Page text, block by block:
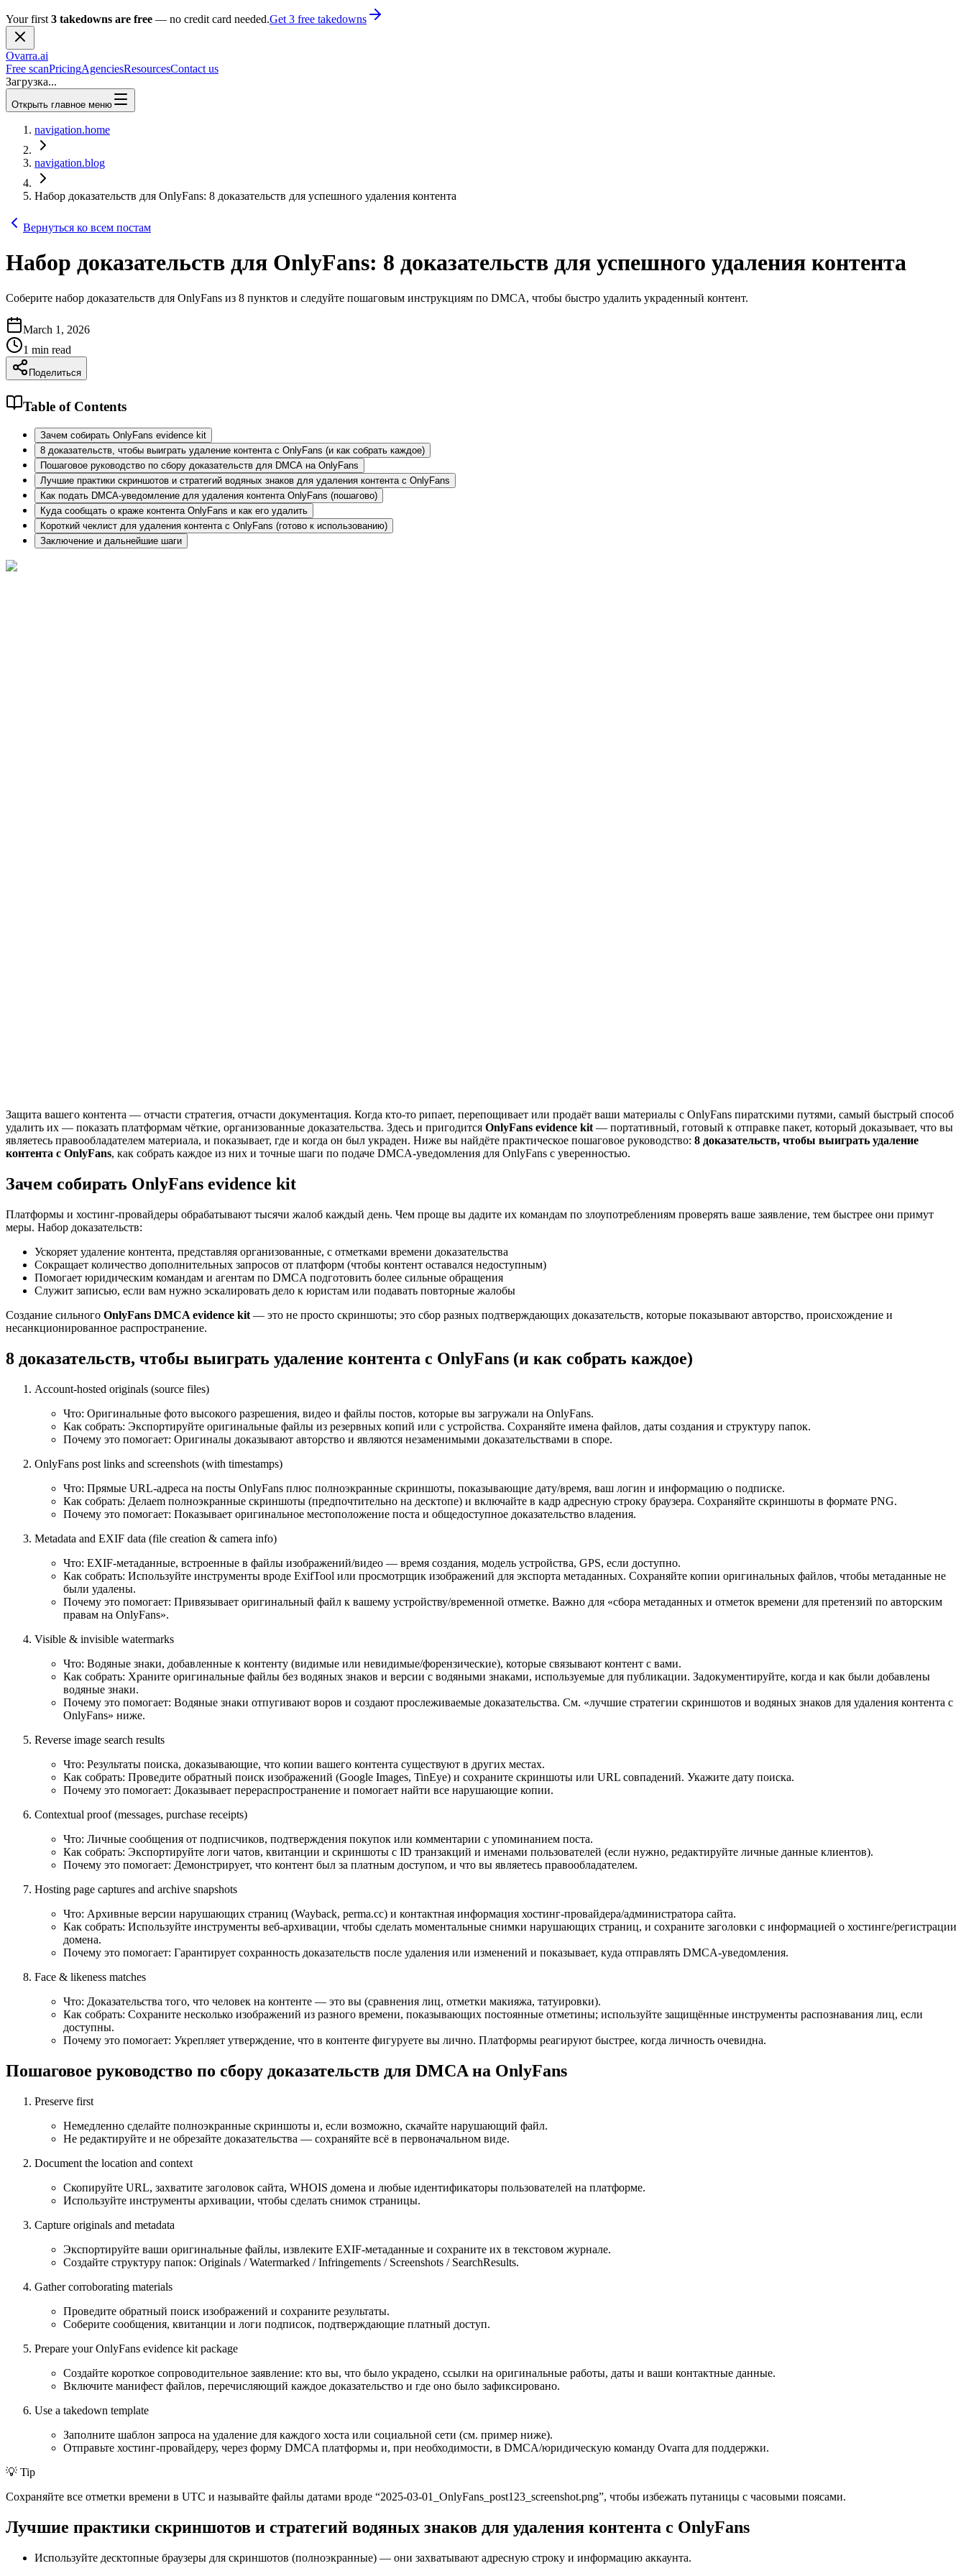
Your first 3 takedowns are free — no credit card needed.Get 3 free takedowns
Ovarra.ai
Free scanPricingAgenciesResourcesContact us
Загрузка...
Открыть главное меню
navigation.home
navigation.blog
Набор доказательств для OnlyFans: 8 доказательств для успешного удаления контента
Вернуться ко всем постам
Набор доказательств для OnlyFans: 8 доказательств для успешного удаления контента
Соберите набор доказательств для OnlyFans из 8 пунктов и следуйте пошаговым инструкциям по DMCA, чтобы быстро удалить украденный контент.
March 1, 2026
1 min read
Поделиться
Table of Contents
Зачем собирать OnlyFans evidence kit
8 доказательств, чтобы выиграть удаление контента с OnlyFans (и как собрать каждое)
Пошаговое руководство по сбору доказательств для DMCA на OnlyFans
Лучшие практики скриншотов и стратегий водяных знаков для удаления контента с OnlyFans
Как подать DMCA-уведомление для удаления контента OnlyFans (пошагово)
Куда сообщать о краже контента OnlyFans и как его удалить
Короткий чеклист для удаления контента с OnlyFans (готово к использованию)
Заключение и дальнейшие шаги
Защита вашего контента — отчасти стратегия, отчасти документация. Когда кто-то рипает, перепощивает или продаёт ваши материалы с OnlyFans пиратскими путями, самый быстрый способ
удалить их — показать платформам чёткие, организованные доказательства. Здесь и пригодится OnlyFans evidence kit — портативный, готовый к отправке пакет, который доказывает, что вы
являетесь правообладателем материала, и показывает, где и когда он был украден. Ниже вы найдёте практическое пошаговое руководство: 8 доказательств, чтобы выиграть удаление
контента с OnlyFans, как собрать каждое из них и точные шаги по подаче DMCA-уведомления для OnlyFans с уверенностью.
Зачем собирать OnlyFans evidence kit
Платформы и хостинг-провайдеры обрабатывают тысячи жалоб каждый день. Чем проще вы дадите их командам по злоупотреблениям проверять ваше заявление, тем быстрее они примут
меры. Набор доказательств:
Ускоряет удаление контента, представляя организованные, с отметками времени доказательства
Сокращает количество дополнительных запросов от платформ (чтобы контент оставался недоступным)
Помогает юридическим командам и агентам по DMCA подготовить более сильные обращения
Служит записью, если вам нужно эскалировать дело к юристам или подавать повторные жалобы
Создание сильного OnlyFans DMCA evidence kit — это не просто скриншоты; это сбор разных подтверждающих доказательств, которые показывают авторство, происхождение и
несанкционированное распространение.
8 доказательств, чтобы выиграть удаление контента с OnlyFans (и как собрать каждое)
Account-hosted originals (source files)
Что: Оригинальные фото высокого разрешения, видео и файлы постов, которые вы загружали на OnlyFans.
Как собрать: Экспортируйте оригинальные файлы из резервных копий или с устройства. Сохраняйте имена файлов, даты создания и структуру папок.
Почему это помогает: Оригиналы доказывают авторство и являются незаменимыми доказательствами в споре.
OnlyFans post links and screenshots (with timestamps)
Что: Прямые URL-адреса на посты OnlyFans плюс полноэкранные скриншоты, показывающие дату/время, ваш логин и информацию о подписке.
Как собрать: Делаеm полноэкранные скриншоты (предпочтительно на десктопе) и включайте в кадр адресную строку браузера. Сохраняйте скриншоты в формате PNG.
Почему это помогает: Показывает оригинальное местоположение поста и общедоступное доказательство владения.
Metadata and EXIF data (file creation & camera info)
Что: EXIF-метаданные, встроенные в файлы изображений/видео — время создания, модель устройства, GPS, если доступно.
Как собрать: Используйте инструменты вроде ExifTool или просмотрщик изображений для экспорта метаданных. Сохраняйте копии оригинальных файлов, чтобы метаданные не
были удалены.
Почему это помогает: Привязывает оригинальный файл к вашему устройству/временной отметке. Важно для «сбора метаданных и отметок времени для претензий по авторским
правам на OnlyFans».
Visible & invisible watermarks
Что: Водяные знаки, добавленные к контенту (видимые или невидимые/форензические), которые связывают контент с вами.
Как собрать: Храните оригинальные файлы без водяных знаков и версии с водяными знаками, используемые для публикации. Задокументируйте, когда и как были добавлены
водяные знаки.
Почему это помогает: Водяные знаки отпугивают воров и создают прослеживаемые доказательства. См. «лучшие стратегии скриншотов и водяных знаков для удаления контента с
OnlyFans» ниже.
Reverse image search results
Что: Результаты поиска, доказывающие, что копии вашего контента существуют в других местах.
Как собрать: Проведите обратный поиск изображений (Google Images, TinEye) и сохраните скриншоты или URL совпадений. Укажите дату поиска.
Почему это помогает: Доказывает перераспространение и помогает найти все нарушающие копии.
Contextual proof (messages, purchase receipts)
Что: Личные сообщения от подписчиков, подтверждения покупок или комментарии с упоминанием поста.
Как собрать: Экспортируйте логи чатов, квитанции и скриншоты с ID транзакций и именами пользователей (если нужно, редактируйте личные данные клиентов).
Почему это помогает: Демонстрирует, что контент был за платным доступом, и что вы являетесь правообладателем.
Hosting page captures and archive snapshots
Что: Архивные версии нарушающих страниц (Wayback, perma.cc) и контактная информация хостинг-провайдера/администратора сайта.
Как собрать: Используйте инструменты веб-архивации, чтобы сделать моментальные снимки нарушающих страниц, и сохраните заголовки с информацией о хостинге/регистрации
домена.
Почему это помогает: Гарантирует сохранность доказательств после удаления или изменений и показывает, куда отправлять DMCA-уведомления.
Face & likeness matches
Что: Доказательства того, что человек на контенте — это вы (сравнения лиц, отметки макияжа, татуировки).
Как собрать: Сохраните несколько изображений из разного времени, показывающих постоянные отметины; используйте защищённые инструменты распознавания лиц, если
доступны.
Почему это помогает: Укрепляет утверждение, что в контенте фигуруете вы лично. Платформы реагируют быстрее, когда личность очевидна.
Пошаговое руководство по сбору доказательств для DMCA на OnlyFans
Preserve first
Немедленно сделайте полноэкранные скриншоты и, если возможно, скачайте нарушающий файл.
Не редактируйте и не обрезайте доказательства — сохраняйте всё в первоначальном виде.
Document the location and context
Скопируйте URL, захватите заголовок сайта, WHOIS домена и любые идентификаторы пользователей на платформе.
Используйте инструменты архивации, чтобы сделать снимок страницы.
Capture originals and metadata
Экспортируйте ваши оригинальные файлы, извлеките EXIF-метаданные и сохраните их в текстовом журнале.
Создайте структуру папок: Originals / Watermarked / Infringements / Screenshots / SearchResults.
Gather corroborating materials
Проведите обратный поиск изображений и сохраните результаты.
Соберите сообщения, квитанции и логи подписок, подтверждающие платный доступ.
Prepare your OnlyFans evidence kit package
Создайте короткое сопроводительное заявление: кто вы, что было украдено, ссылки на оригинальные работы, даты и ваши контактные данные.
Включите манифест файлов, перечисляющий каждое доказательство и где оно было зафиксировано.
Use a takedown template
Заполните шаблон запроса на удаление для каждого хоста или социальной сети (см. пример ниже).
Отправьте хостинг-провайдеру, через форму DMCA платформы и, при необходимости, в DMCA/юридическую команду Ovarra для поддержки.
💡 Tip
Сохраняйте все отметки времени в UTC и называйте файлы датами вроде “2025-03-01_OnlyFans_post123_screenshot.png”, чтобы избежать путаницы с часовыми поясами.
Лучшие практики скриншотов и стратегий водяных знаков для удаления контента с OnlyFans
Используйте десктопные браузеры для скриншотов (полноэкранные) — они захватывают адресную строку и информацию аккаунта.